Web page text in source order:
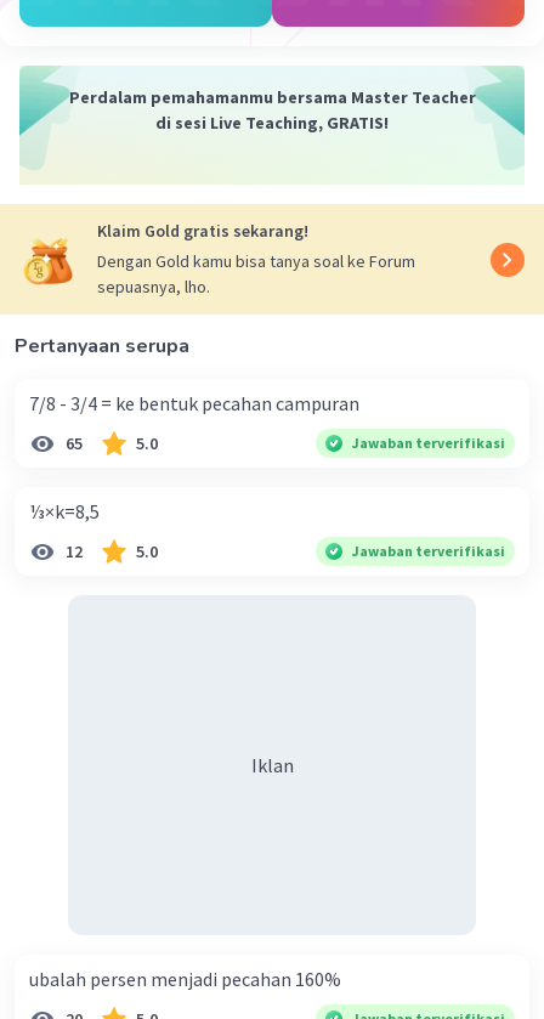
Beri Rating·0.0( 0) Balas
Perdalam pemahamanmu bersama Master Teacher
di sesi Live Teaching, GRATIS!
Klaim Gold gratis sekarang!
Dengan Gold kamu bisa tanya soal ke Forum
sepuasnya, lho.
Pertanyaan serupa
7/8 - 3/4 = ke bentuk pecahan campuran
65 5.0 Jawaban terverifikasi
⅓×k=8,5
12 5.0 Jawaban terverifikasi
Iklan
ubalah persen menjadi pecahan 160%